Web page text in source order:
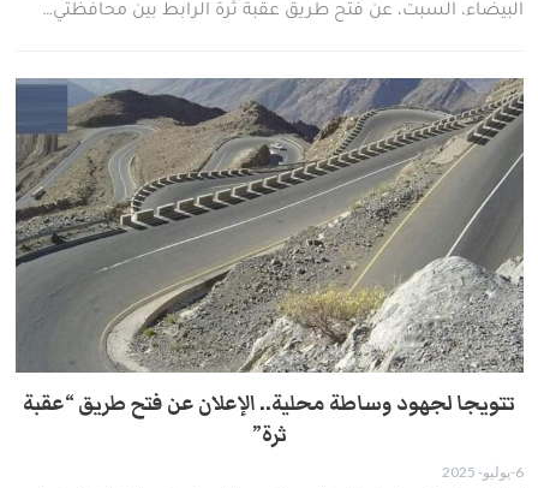
البيضاء، السبت، عن فتح طريق عقبة ثرة الرابط بين محافظتي…
تتويجا لجهود وساطة محلية.. الإعلان عن فتح طريق “عقبة
ثرة”
6-يوليو- 2025